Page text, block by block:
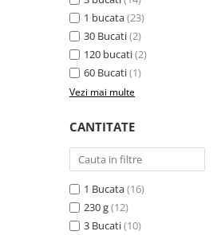
Sampoane si Balsamuri
Servetele Umede
Covorase absorbante
Curatare Ochi
Igiena Catel
Perii si descalcitoare caini
Solutii Atractante si repelente
Custi transport - Pisici
Jucarii Pisici
Lese, Hamuri si Zgarzi
Paturi, perne si cosuri pentru pisici
Recompense Delicioase
1 bucata(23)
30 Bucati(2)
120 bucati(2)
60 Bucati(1)
Vezi mai multe
CANTITATE
1 Bucata(16)
230 g(12)
3 Bucati(10)